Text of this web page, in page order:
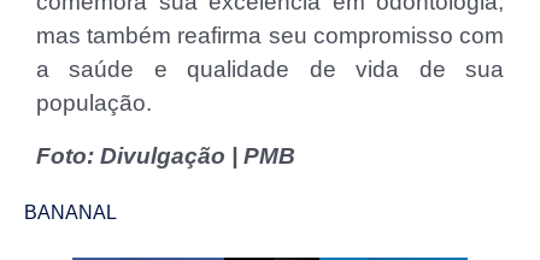
mas também reafirma seu compromisso com
a saúde e qualidade de vida de sua
população.
Foto: Divulgação | PMB
BANANAL